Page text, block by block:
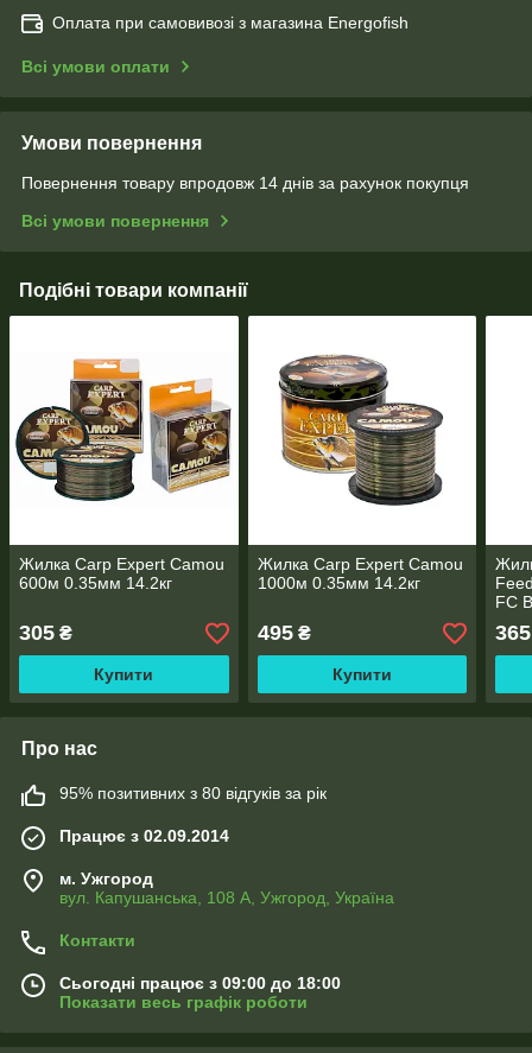
Оплата при самовивозі з магазина Energofish
Всі умови оплати
Умови повернення
Повернення товару впродовж 14 днів за рахунок покупця
Всі умови повернення
Подібні товари компанії
Жилка Carp Expert Camou
600м 0.35мм 14.2кг
305 ₴
Купити
Жилка Carp Expert Camou
1000м 0.35мм 14.2кг
495₴
Купити
FC
365
Про нас
95% позитивних з 80 відгуків за рік
Працює з 02.09.2014
м. Ужгород
вул. Капушанська, 108 А, Ужгород, Україна
Контакти
Сьогодні працює з 09:00 до 18:00
Показати весь графік роботи